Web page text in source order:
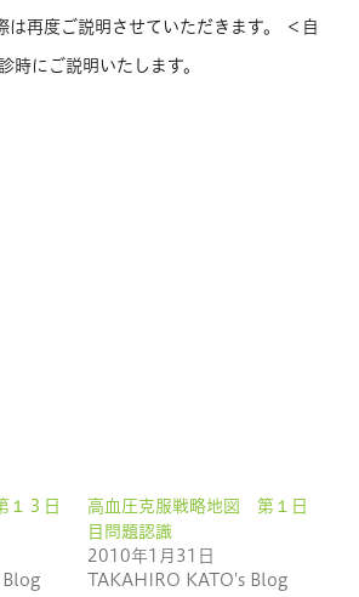
は再度ご説明させていただきます。 ＜自
時にご説明いたします。
１３日
Blog
高血圧克服戦略地図 第１日
目問題認識
2010年1月31日
TAKAHIRO KATO's Blog